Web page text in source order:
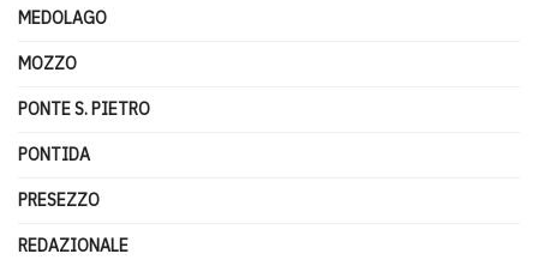
MEDOLAGO
MOZZO
PONTE S. PIETRO
PONTIDA
PRESEZZO
REDAZIONALE